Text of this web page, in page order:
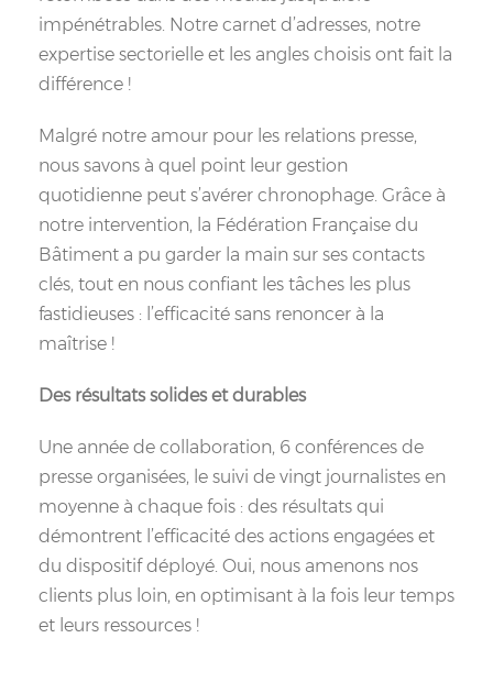
impénétrables. Notre carnet d’adresses, notre
expertise sectorielle et les angles choisis ont fait la
différence !
Malgré notre amour pour les relations presse,
nous savons à quel point leur gestion
quotidienne peut s’avérer chronophage. Grâce à
notre intervention, la Fédération Française du
Bâtiment a pu garder la main sur ses contacts
clés, tout en nous confiant les tâches les plus
fastidieuses : l’efficacité sans renoncer à la
maîtrise !
Des résultats solides et durables
Une année de collaboration, 6 conférences de
presse organisées, le suivi de vingt journalistes en
moyenne à chaque fois : des résultats qui
démontrent l’efficacité des actions engagées et
du dispositif déployé. Oui, nous amenons nos
clients plus loin, en optimisant à la fois leur temps
et leurs ressources !